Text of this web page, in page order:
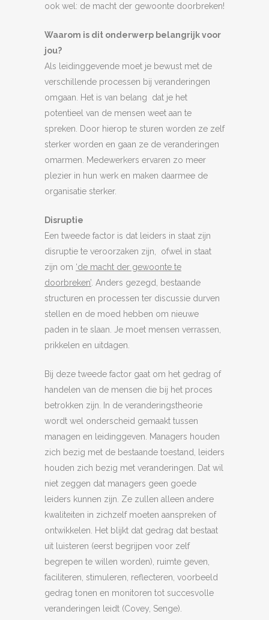
ook wel: de macht der gewoonte doorbreken!
Waarom is dit onderwerp belangrijk voor
jou?
Als leidinggevende moet je bewust met de
verschillende processen bij veranderingen
omgaan. Het is van belang dat je het
potentieel van de mensen weet aan te
spreken. Door hierop te sturen worden ze zelf
sterker worden en gaan ze de veranderingen
omarmen. Medewerkers ervaren zo meer
plezier in hun werk en maken daarmee de
organisatie sterker.
Disruptie
Een tweede factor is dat leiders in staat zijn
disruptie te veroorzaken zijn, ofwel in staat
zijn om ‘de macht der gewoonte te
doorbreken’ . Anders gezegd, bestaande
structuren en processen ter discussie durven
stellen en de moed hebben om nieuwe
paden in te slaan. Je moet mensen verrassen,
prikkelen en uitdagen.
Bij deze tweede factor gaat om het gedrag of
handelen van de mensen die bij het proces
betrokken zijn. In de veranderingstheorie
wordt wel onderscheid gemaakt tussen
managen en leidinggeven. Managers houden
zich bezig met de bestaande toestand, leiders
houden zich bezig met veranderingen. Dat wil
niet zeggen dat managers geen goede
leiders kunnen zijn. Ze zullen alleen andere
kwaliteiten in zichzelf moeten aanspreken of
ontwikkelen. Het blijkt dat gedrag dat bestaat
uit luisteren (eerst begrijpen voor zelf
begrepen te willen worden), ruimte geven,
faciliteren, stimuleren, reflecteren, voorbeeld
gedrag tonen en monitoren tot succesvolle
veranderingen leidt (Covey, Senge).